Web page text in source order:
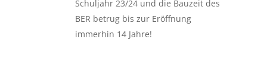
Schuljahr 23/24 und die Bauzeit des
BER betrug bis zur Eröffnung
immerhin 14 Jahre!